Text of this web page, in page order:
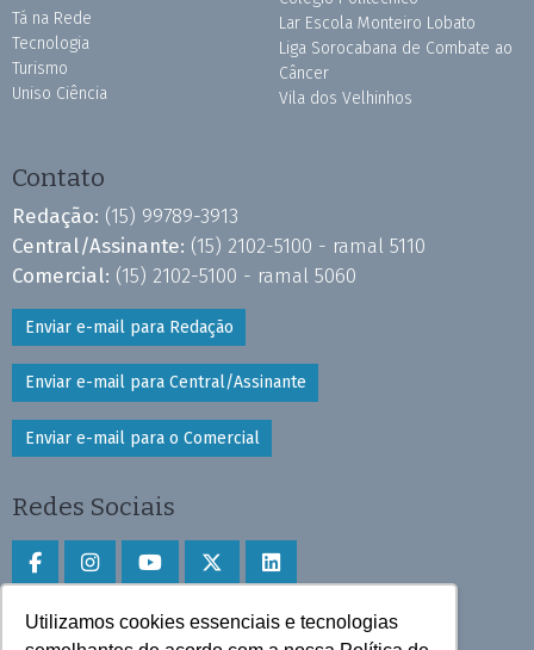
Utilizamos cookies essenciais e tecnologias
Tá na Rede
Tecnologia
Turismo
Uniso Ciência
Lar Escola Monteiro Lobato
Liga Sorocabana de Combate ao
Câncer
Vila dos Velhinhos
Contato
Redação: (15) 99789-3913
Central/Assinante: (15) 2102-5100 - ramal 5110
Comercial: (15) 2102-5100 - ramal 5060
Enviar e-mail para Redação
Enviar e-mail para Central/Assinante
Enviar e-mail para o Comercial
Redes Sociais
Faça download do aplicativo